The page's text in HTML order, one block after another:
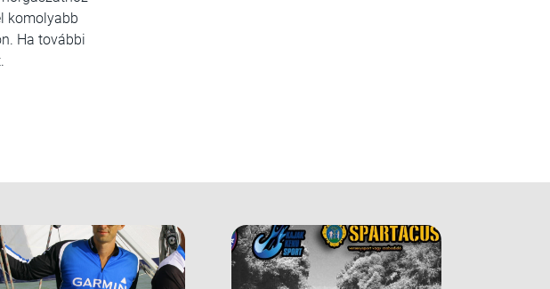
komolyabb
Ha további